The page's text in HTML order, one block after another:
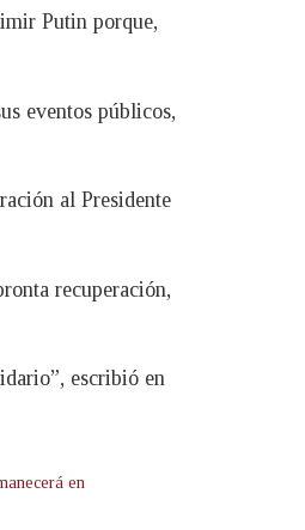
Putin porque,
eventos públicos,
al Presidente
recuperación,
escribió en
en